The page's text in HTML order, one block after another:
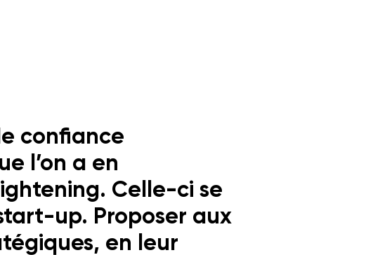
confiance
l’on a en
Celle-ci se
up. Proposer aux
en leur